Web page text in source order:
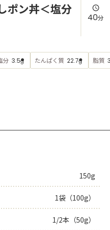
ポン丼＜塩分
40分
分 3.5g たんぱく質 22.7g 脂質
150g
1袋（100g）
1/2本（50g）